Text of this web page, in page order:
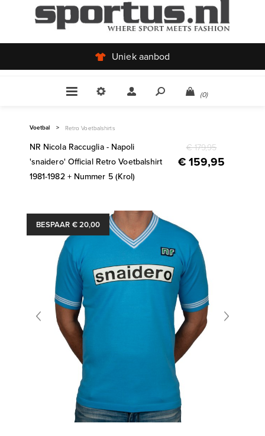
Uniek aanbod
(0)
Voetbal > Retro Voetbalshirts
NR Nicola Raccuglia - Napoli
'snaidero' Official Retro Voetbalshirt
1981-1982 + Nummer 5 (Krol)
€ 179,95
€ 159,95
BESPAAR € 20,00